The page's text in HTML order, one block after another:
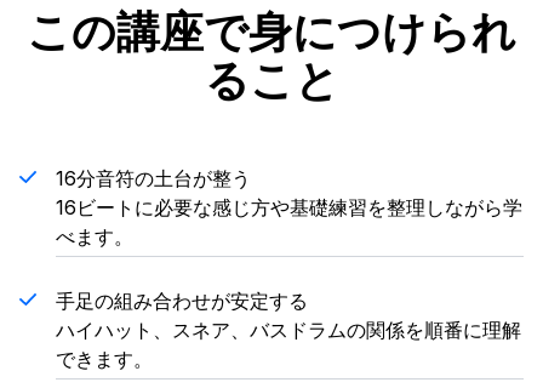
この講座で身につけられ
ること
16分音符の土台が整う
16ビートに必要な感じ方や基礎練習を整理しながら学
べます。
手足の組み合わせが安定する
ハイハット、スネア、バスドラムの関係を順番に理解
できます。